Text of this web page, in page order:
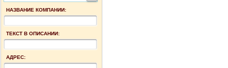
НАЗВАНИЕ КОМПАНИИ:
ТЕКСТ В ОПИСАНИИ:
АДРЕС: